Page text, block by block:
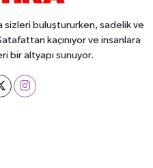
sizleri buluştururken, sadelik ve
kaçınıyor ve insanlara
bir altyapı sunuyor.